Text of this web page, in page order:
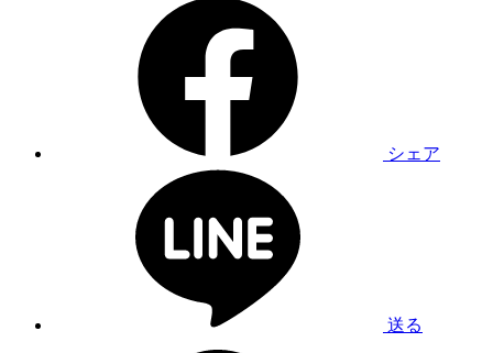
シェア
送る